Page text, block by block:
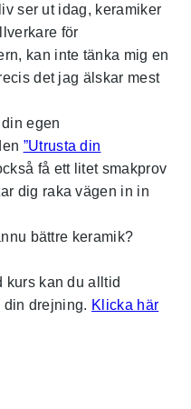
ser ut idag, keramiker
för
kan inte tänka mig en
det jag älskar mest
egen
”Utrusta din
få ett litet smakprov
dig raka vägen in in
bättre keramik?
kurs kan du alltid
din drejning. Klicka här